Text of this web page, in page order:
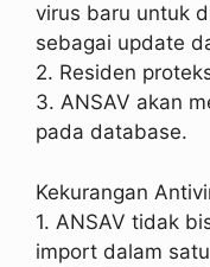
virus baru untuk
sebagai update
2. Residen
3. ANSAV akan
pada database.
Kekurangan
1. ANSAV tidak
import dalam